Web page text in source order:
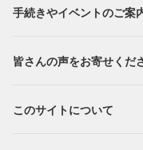
手続きやイベントのご案
皆さんの声をお寄せくだ
このサイトについて